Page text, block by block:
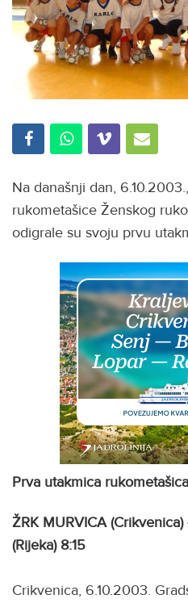
Na današnji dan,
rukometašice Ženskog
odigrale su svoju prvu
Prva utakmica
ŽRK MURVICA
(Rijeka) 8:15
Crikvenica, 6.10.2003.